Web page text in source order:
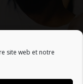
site web et notre